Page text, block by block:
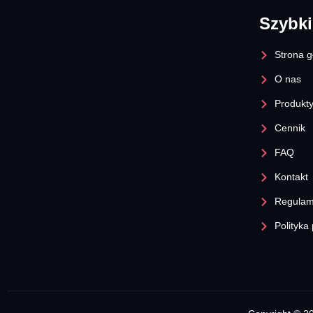
Strona
O nas
Produkty
Cennik
FAQ
Kontakt
Polityka